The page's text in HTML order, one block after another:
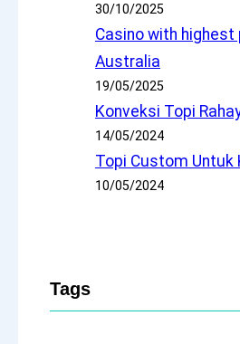
30/10/2025
Casino with highest
Australia
19/05/2025
Konveksi Topi
14/05/2024
Topi Custom Untuk
10/05/2024
Tags